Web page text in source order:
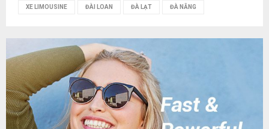
XE LIMOUSINE ĐÀI LOAN ĐÀ LẠT ĐÀ NẴNG